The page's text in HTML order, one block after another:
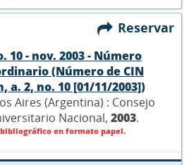
Reservar
10 - nov. 2003 - Número
(Número de CIN
a. 2, no. 10 [01/11/2003])
Aires (Argentina) : Consejo
Nacional, 2003.
en formato papel.